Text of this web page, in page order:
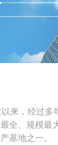
来，经过多
全、规模最
基地之一。